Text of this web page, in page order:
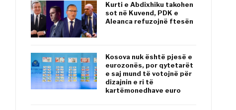
Kurti e Abdixhiku takohen
sot në Kuvend, PDK e
Aleanca refuzojnë ftesën
Kosova nuk është pjesë e
eurozonës, por qytetarët
e saj mund të votojnë për
dizajnin e ri të
kartëmonedhave euro